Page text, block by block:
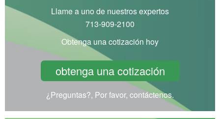
Llame a uno de nuestros expertos
713-909-2100
Obtenga una cotización hoy
obtenga una cotización
¿Preguntas?, Por favor, contáctenos.